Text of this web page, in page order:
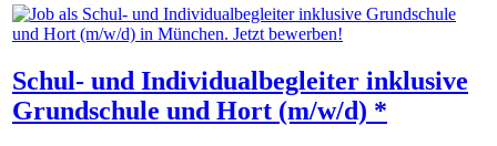
Schul- und Individualbegleiter inklusive
Grundschule und Hort (m/w/d) *